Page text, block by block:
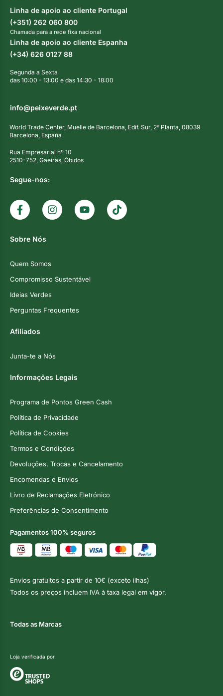
Linha de apoio ao cliente Portugal
(+351) 262 060 800
Chamada para a rede fixa nacional
Linha de apoio ao cliente Espanha
(+34) 626 0127 88
Segunda a Sexta
das 10:00 - 13:00 e das 14:30 - 18:00
info@peixeverde.pt
World Trade Center, Muelle de Barcelona, Edif. Sur, 2ª Planta, 08039
Barcelona, España
Rua Empresarial nº 10
2510-752, Gaeiras, Óbidos
Segue-nos:
Sobre Nós
Quem Somos
Compromisso Sustentável
Ideias Verdes
Perguntas Frequentes
Afiliados
Junta-te a Nós
Informações Legais
Programa de Pontos Green Cash
Política de Privacidade
Política de Cookies
Termos e Condições
Devoluções, Trocas e Cancelamento
Encomendas e Envios
Livro de Reclamações Eletrónico
Preferências de Consentimento
Pagamentos 100% seguros
Envios gratuitos a partir de 10€ (exceto ilhas)
Todos os preços incluem IVA à taxa legal em vigor.
Todas as Marcas
Loja verificada por